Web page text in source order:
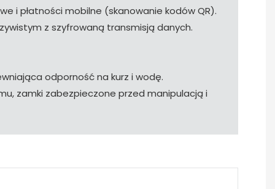
i płatności mobilne (skanowanie kodów QR).
z szyfrowaną transmisją danych.
odporność na kurz i wodę.
zamki zabezpieczone przed manipulacją i